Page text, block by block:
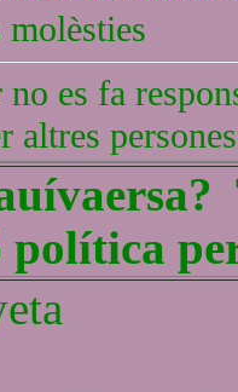
es fa
altres
política